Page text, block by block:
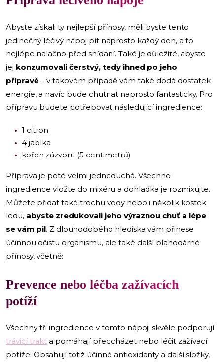
Abyste získali ty nejlepší přínosy, měli byste tento
jedinečný léčivý nápoj pít naprosto každý den, a to
nejlépe nalačno před snídaní. Také je důležité, abyste
jej konzumovali čerstvý, tedy ihned po jeho
přípravě – v takovém případě vám také dodá dostatek
energie, a navíc bude chutnat naprosto fantasticky. Pro
přípravu budete potřebovat následující ingredience:
1 citron
4 jablka
kořen zázvoru (5 centimetrů)
Příprava je poté velmi jednoduchá. Všechno
ingredience vložte do mixéru a dohladka je rozmixujte.
Můžete přidat také trochu vody nebo i několik kostek
ledu, abyste zredukovali jeho výraznou chuť a lépe
se vám pil. Z dlouhodobého hlediska vám přinese
účinnou očistu organismu, ale také další blahodárné
přínosy, včetně:
Prevence nebo léčba zažívacích
potíží
Všechny tři ingredience v tomto nápoji skvěle podporují
trávicí trakt a pomáhají předcházet nebo léčit zažívací
potíže. Obsahují totiž účinné antioxidanty a další složky,